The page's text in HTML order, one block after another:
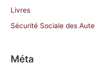
Livres
Sécurité Sociale des
Méta